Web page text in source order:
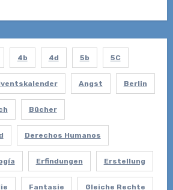
4b 4d 5b 5C
Angst Berlin
Bücher
Derechos Humanos
Erfindungen Erstellung
Fantasie Gleiche Rechte